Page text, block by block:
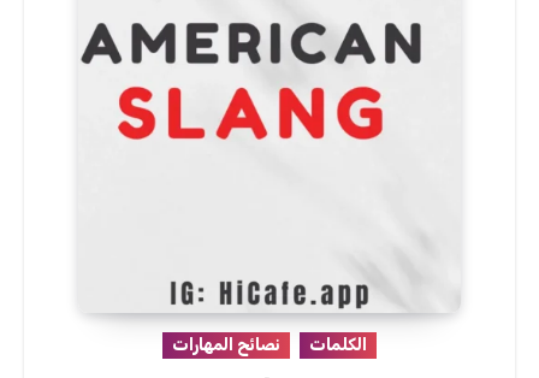
الكلمات نصائح المهارات